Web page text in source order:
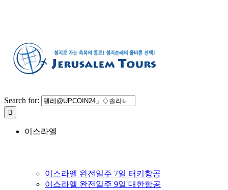
Search for:
이스라엘
이스라엘 완전일주 7일 터키항공
이스라엘 완전일주 9일 대한항공